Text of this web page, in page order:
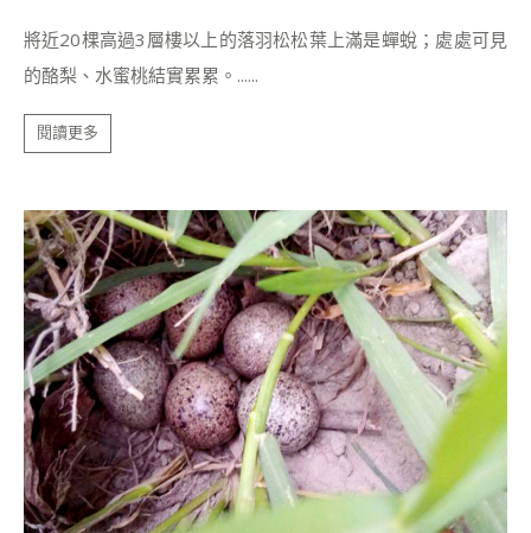
將近20棵高過3層樓以上的落羽松松葉上滿是蟬蛻；處處可見
的酪梨、水蜜桃結實累累。......
閱讀更多